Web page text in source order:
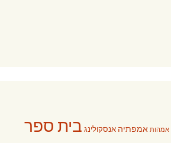
אמהות אמפתיה אנסקולינג בית ספר